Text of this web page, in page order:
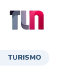
TURISMO